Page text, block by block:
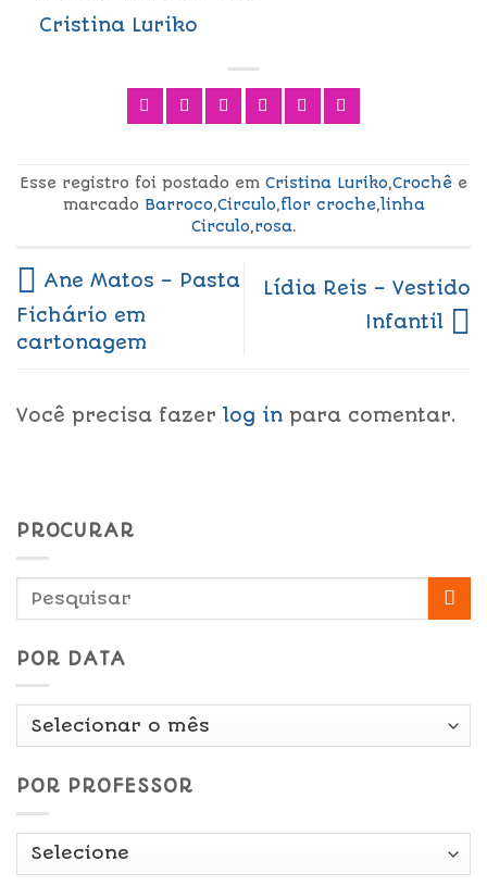
Cristina Luriko
Esse registro foi postado em Cristina Luriko,Crochê e
marcado Barroco,Circulo,flor croche,linha
Circulo,rosa.
Ane Matos – Pasta
Fichário em
cartonagem
Lídia Reis – Vestido
Infantil
Você precisa fazer log in para comentar.
PROCURAR
POR DATA
Por
POR PROFESSOR